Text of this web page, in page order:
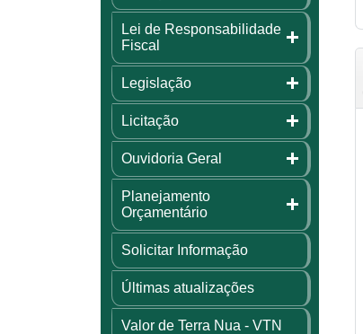
Lei de Responsabilidade
Fiscal
Legislação
Licitação
Ouvidoria Geral
Planejamento
Orçamentário
Solicitar Informação
Últimas atualizações
Valor de Terra Nua - VTN